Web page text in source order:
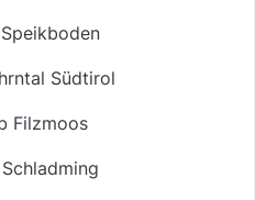
Südtirol
Filzmoos